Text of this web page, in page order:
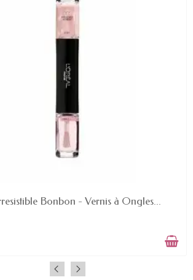
EN STOCK
Bonbon - Vernis à Ongles...